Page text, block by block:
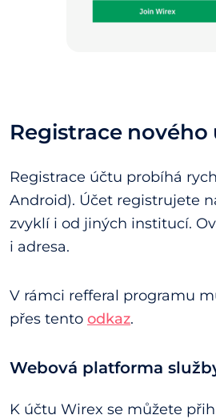
Registrace nového
Registrace účtu probíhá
Android). Účet registrujete
zvyklí i od jiných institucí.
i adresa.
V rámci refferal programu
přes tento odkaz.
Webová platforma
K účtu Wirex se můžete